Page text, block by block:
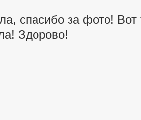
спасибо за фото! Вот
Здорово!